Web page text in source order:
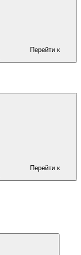
Перейти к
Перейти к